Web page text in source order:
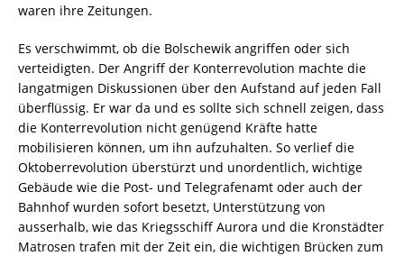
waren ihre Zeitungen.
Es verschwimmt, ob die Bolschewik angriffen oder sich
verteidigten. Der Angriff der Konterrevolution machte die
langatmigen Diskussionen über den Aufstand auf jeden Fall
überflüssig. Er war da und es sollte sich schnell zeigen, dass
die Konterrevolution nicht genügend Kräfte hatte
mobilisieren können, um ihn aufzuhalten. So verlief die
Oktoberrevolution überstürzt und unordentlich, wichtige
Gebäude wie die Post- und Telegrafenamt oder auch der
Bahnhof wurden sofort besetzt, Unterstützung von
ausserhalb, wie das Kriegsschiff Aurora und die Kronstädter
Matrosen trafen mit der Zeit ein, die wichtigen Brücken zum